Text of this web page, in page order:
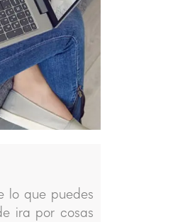
lo que puedes
ira por cosas